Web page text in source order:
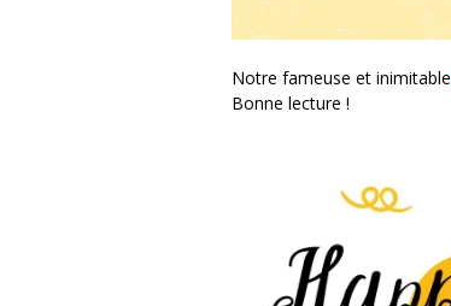
Notre fameuse et inimitable
Bonne lecture !